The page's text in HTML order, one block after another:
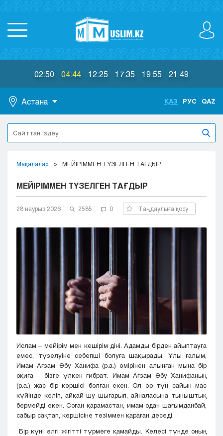
02:50 04:44 12:25 17:35 19:55 21:49
Астана
Астана
Алматы
Актобе
Жезказган
Караганда
Кокшетау
Усть-Каменогорск
ҚАЗ РУС QAZ
Мақалалар МЕЙІРІММЕН ТҮЗЕЛГЕН ТАҒДЫР
МЕЙІРІММЕН ТҮЗЕЛГЕН ТАҒДЫР
28 наурыз 2026 2585 0 Таңдаулыға қосу
Ислам – мейірім мен кешірім діні. Адамды бірден айыптауға
емес, түзелуіне себепші болуға шақырады. Ұлы ғалым,
Имам Ағзам Әбу Ханифа (р.а.) өмірінен алынған мына бір
оқиға – бізге үлкен ғибрат. Имам Ағзам Әбу Ханифаның
(р.а.) жас бір көршісі болған екен. Ол әр түн сайын мас
күйінде келіп, айқай-шу шығарып, айналасына тыныштық
бермейді екен. Соған қарамастан, имам одан шағымданбай,
сабыр сақтап, көршісіне төзіммен қараған деседі.
Бір күні әлгі жігітті түрмеге қамайды. Келесі түнде оның